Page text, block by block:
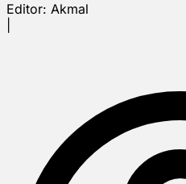
Editor: Akmal